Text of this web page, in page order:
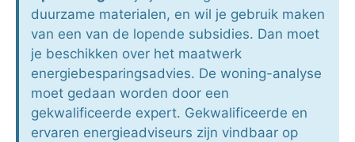
duurzame materialen, en wil je gebruik maken
van een van de lopende subsidies. Dan moet
je beschikken over het maatwerk
energiebesparingsadvies. De woning-analyse
moet gedaan worden door een
gekwalificeerde expert. Gekwalificeerde en
ervaren energieadviseurs zijn vindbaar op